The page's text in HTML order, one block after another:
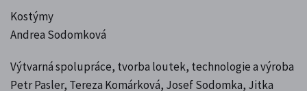
Kostýmy
Andrea Sodomková
Výtvarná spolupráce, tvorba loutek, technologie a výroba
Petr Pasler, Tereza Komárková, Josef Sodomka, Jitka